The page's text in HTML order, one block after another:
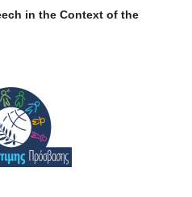
in the Context of the